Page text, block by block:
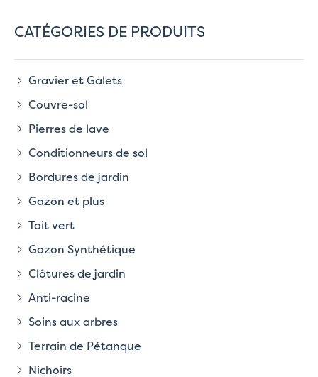
CATÉGORIES DE PRODUITS
Gravier et Galets
Couvre-sol
Pierres de lave
Conditionneurs de sol
Bordures de jardin
Gazon et plus
Toit vert
Gazon Synthétique
Clôtures de jardin
Anti-racine
Soins aux arbres
Terrain de Pétanque
Nichoirs